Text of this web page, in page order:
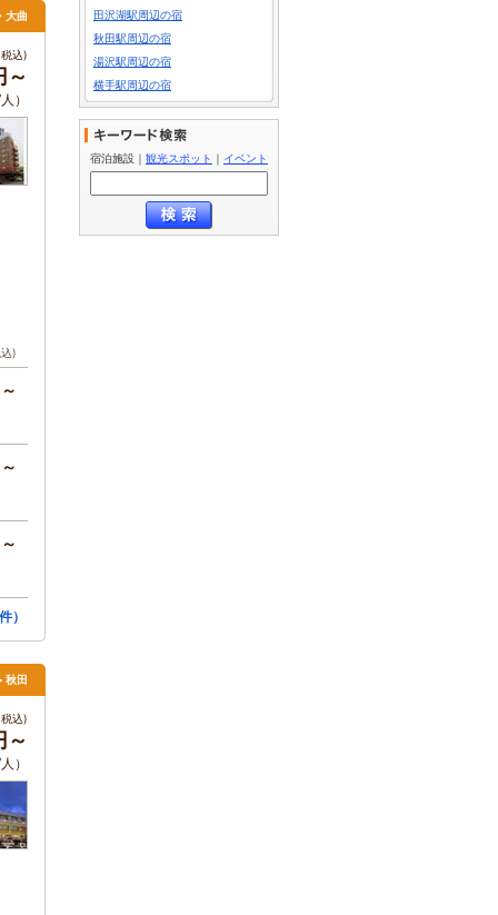
大曲
込)
）
)
）
秋田
込)
）
田沢湖駅周辺の宿
秋田駅周辺の宿
湯沢駅周辺の宿
横手駅周辺の宿
宿泊施設 ｜ 観光スポット ｜ イベント